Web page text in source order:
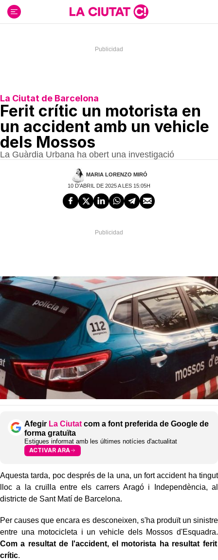
contenido
La Ciutat de Barcelona
Ferit crític un motorista en
un accident amb un vehicle
dels Mossos
La Guàrdia Urbana ha obert una investigació
MARIA LORENZO MIRÓ
10 D'ABRIL DE 2025 A LES 15:05H
Afegir La Ciutat com a font preferida de Google de
forma gratuïta
Estigues informat amb les últimes notícies d'actualitat
ACTIVAR ARA
Aquesta tarda, poc després de la una, un fort accident ha tingut
lloc a la cruïlla entre els carrers Aragó i Independència, al
districte de Sant Matí de Barcelona.
Per causes que encara es desconeixen, s'ha produït un sinistre
entre una motocicleta i un vehicle dels Mossos d'Esquadra.
Com a resultat de l'accident, el motorista ha resultat ferit
crític.